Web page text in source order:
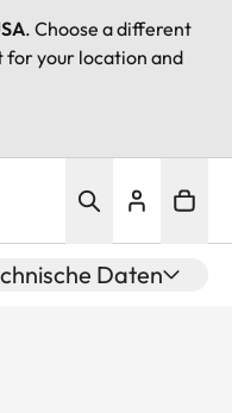
. Choose a different
your location and
Daten